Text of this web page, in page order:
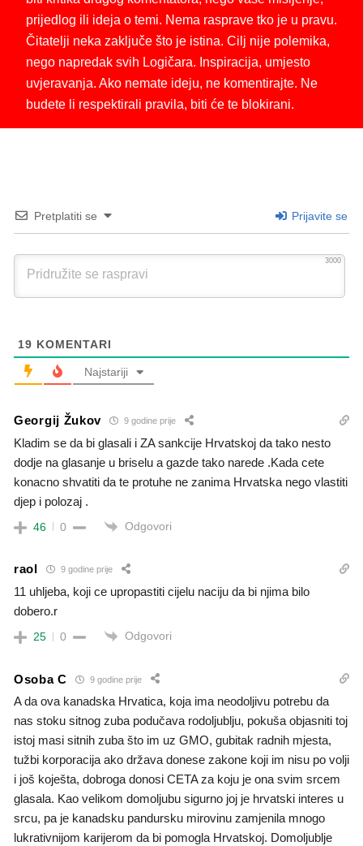
prijedlog ili ideja o temi. Nema rasprave tko je u pravu.
Čitatelji neka zaključe što je istina. Cilj nije polemika,
nego napredak svih Logičara. Inspiracija, umjesto
uvjeravanja. Ako nemate ideju, ne komentirajte. Ne
budete li respektirali pravila, biti će te blokirani.
Pretplatiti se Prijavite se
3000
19 KOMENTARI
Najstariji
Georgij Žukov 9 godine prije
Kladim se da bi glasali i ZA sankcije Hrvatskoj da tako nesto
dodje na glasanje u briselu a gazde tako narede .Kada cete
konacno shvatiti da te protuhe ne zanima Hrvatska nego vlastiti
djep i polozaj .
46 0 Odgovori
raol 9 godine prije
11 uhljeba, koji ce upropastiti cijelu naciju da bi njima bilo
dobero.r
25 0 Odgovori
Osoba C 9 godine prije
A da ova kanadska Hrvatica, koja ima neodoljivu potrebu da
nas stoku sitnog zuba podučava rodoljublju, pokuša objasniti toj
istoj masi sitnih zuba što im uz GMO, gubitak radnih mjesta,
tužbi korporacija ako država donese zakone koji im nisu po volji
i još koješta, dobroga donosi CETA za koju je ona svim srcem
glasala. Kao velikom domoljubu sigurno joj je hrvatski interes u
srcu, pa je kanadsku pandursku mirovinu zamjenila mnogo
lukrativnijom karijerom da bi pomogla Hrvatskoj. Domoljublje